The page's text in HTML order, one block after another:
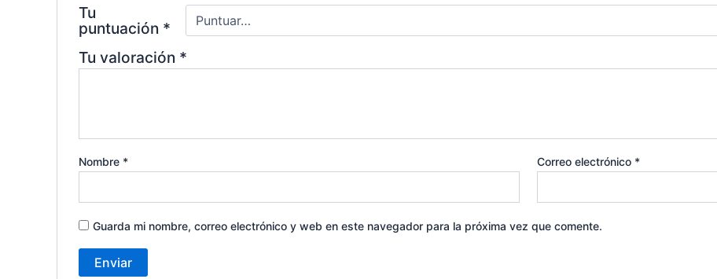
Tu
puntuación *
Tu valoración *
Nombre * Correo electrónico *
Guarda mi nombre, correo electrónico y web en este navegador para la próxima vez que comente.